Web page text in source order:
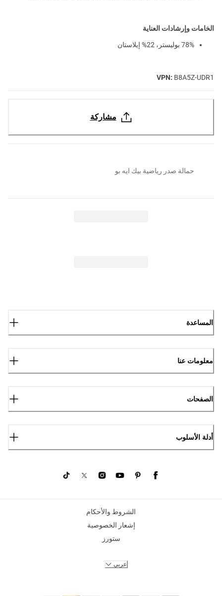
الخامات وإرشادات العناية
78% بوليستر، 22% إيلاستان
VPN: B8A5Z-UDR1
مشاركة
حمالة صدر رياضية بيك ايه بو
المساعدة
معلومات عنا
الصفحات
أدلة الأسلوب
الشروط والأحكام
إشعار الخصوصية
ستورز
عربي